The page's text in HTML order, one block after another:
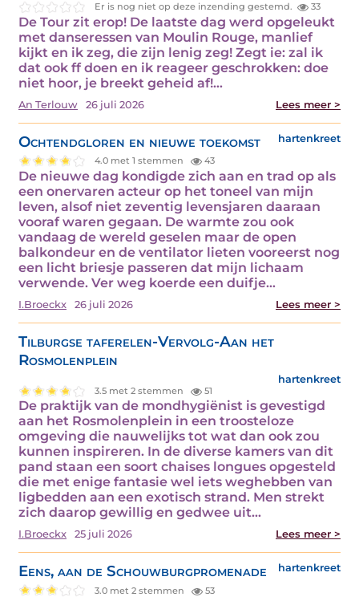
Er is nog niet op deze inzending gestemd. 33
De Tour zit erop! De laatste dag werd opgeleukt
met danseressen van Moulin Rouge, manlief
kijkt en ik zeg, die zijn lenig zeg! Zegt ie: zal ik
dat ook ff doen en ik reageer geschrokken: doe
niet hoor, je breekt geheid af!…
An Terlouw 26 juli 2026 Lees meer >
Ochtendgloren en nieuwe toekomst hartenkreet
4.0 met 1 stemmen 43
De nieuwe dag kondigde zich aan en trad op als
een onervaren acteur op het toneel van mijn
leven, alsof niet zeventig levensjaren daaraan
vooraf waren gegaan. De warmte zou ook
vandaag de wereld geselen maar de open
balkondeur en de ventilator lieten vooreerst nog
een licht briesje passeren dat mijn lichaam
verwende. Ver weg koerde een duifje…
I.Broeckx 26 juli 2026 Lees meer >
Tilburgse taferelen-Vervolg-Aan het
Rosmolenplein
hartenkreet
3.5 met 2 stemmen 51
De praktijk van de mondhygiënist is gevestigd
aan het Rosmolenplein in een troosteloze
omgeving die nauwelijks tot wat dan ook zou
kunnen inspireren. In de diverse kamers van dit
pand staan een soort chaises longues opgesteld
die met enige fantasie wel iets weghebben van
ligbedden aan een exotisch strand. Men strekt
zich daarop gewillig en gedwee uit…
I.Broeckx 25 juli 2026 Lees meer >
Eens, aan de Schouwburgpromenade hartenkreet
3.0 met 2 stemmen 53